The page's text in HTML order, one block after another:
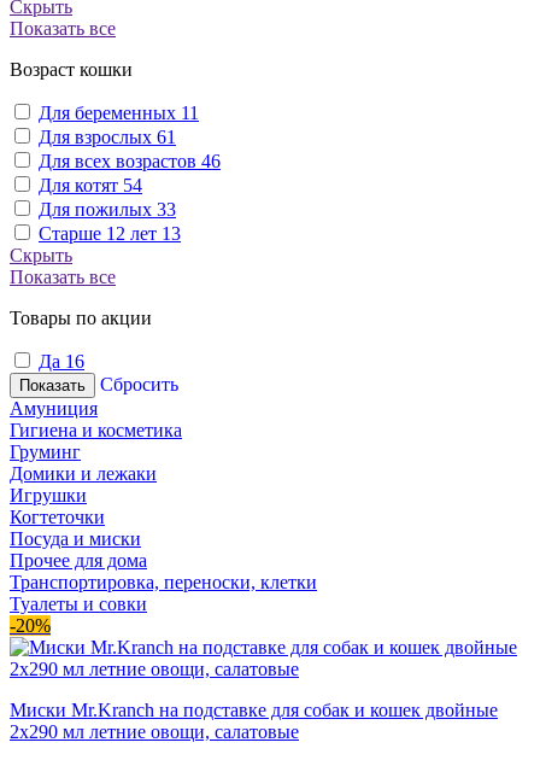
Скрыть
Показать все
Возраст кошки
Для беременных 11
Для взрослых 61
Для всех возрастов 46
Для котят 54
Для пожилых 33
Старше 12 лет 13
Скрыть
Показать все
Товары по акции
Да 16
Показать
Сбросить
Амуниция
Гигиена и косметика
Груминг
Домики и лежаки
Игрушки
Когтеточки
Посуда и миски
Прочее для дома
Транспортировка, переноски, клетки
Туалеты и совки
-20%
Миски Mr.Kranch на подставке для собак и кошек двойные
2x290 мл летние овощи, салатовые